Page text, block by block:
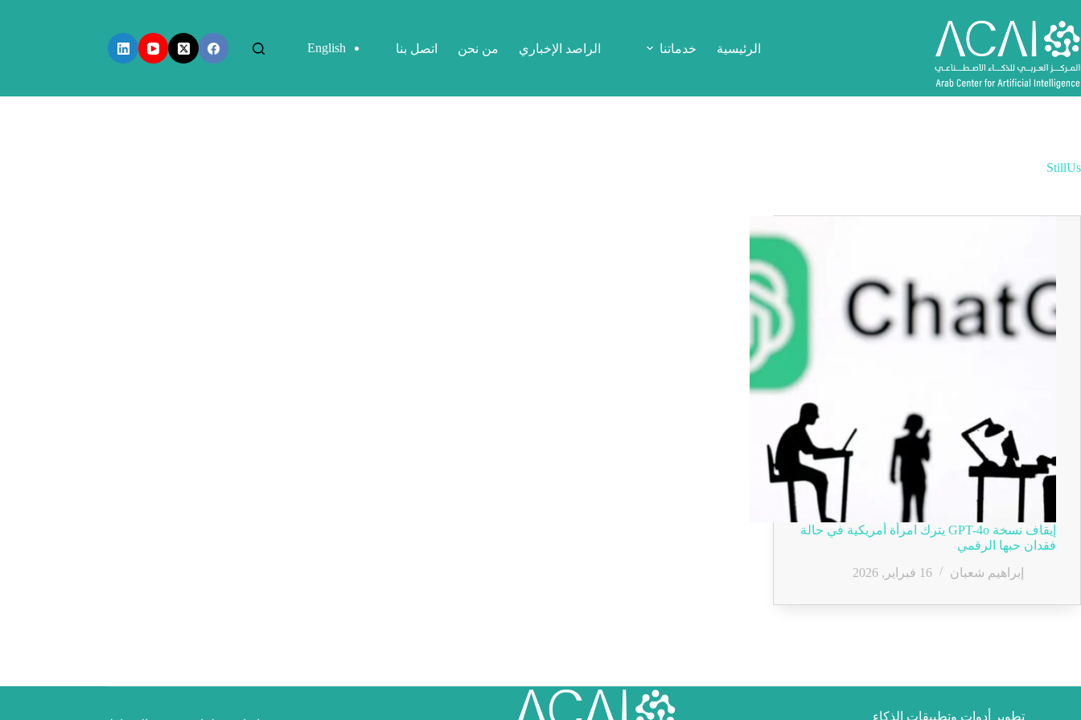
إلى
المحتوى
الرئيسية خدماتنا الراصد الإخباري من نحن اتصل بنا English
StillUs
إيقاف نسخة GPT-4o يترك امرأة أمريكية في حالة
فقدان حبها الرقمي
إبراهيم شعبان
16 فبراير, 2026
تطوير أدوات وتطبيقات الذكاء